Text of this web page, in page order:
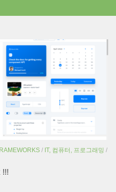
/ IT, 컴퓨터, 프로그래밍 /
!!!